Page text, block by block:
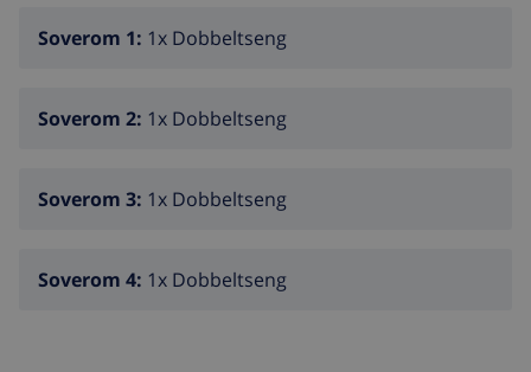
Soverom 1: 1x Dobbeltseng
Soverom 2: 1x Dobbeltseng
Soverom 3: 1x Dobbeltseng
Soverom 4: 1x Dobbeltseng